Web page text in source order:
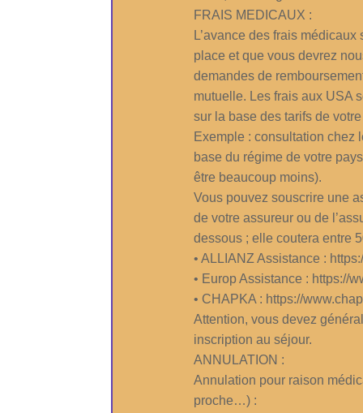
FRAIS MEDICAUX :
L’avance des frais
place et que vous devrez
demandes de
mutuelle. Les frais aux USA
sur la base des tarifs de
Exemple : consultation chez
base du régime de votre
être beaucoup moins).
Vous pouvez souscrire une
de votre assureur ou de
dessous ; elle coutera entre
• ALLIANZ Assistance :
• Europ Assistance : https://
• CHAPKA : https://
Attention, vous devez
inscription au séjour.
ANNULATION :
Annulation pour raison
proche…) :